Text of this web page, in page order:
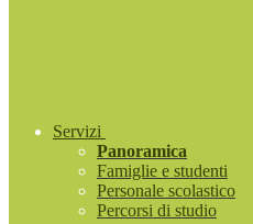
Servizi
Panoramica
Famiglie e studenti
Personale scolastico
Percorsi di studio